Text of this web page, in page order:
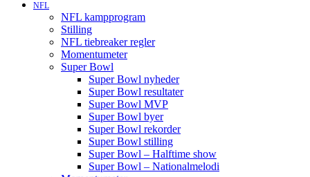
NFL
NFL kampprogram
Stilling
NFL tiebreaker regler
Momentumeter
Super Bowl
Super Bowl nyheder
Super Bowl resultater
Super Bowl MVP
Super Bowl byer
Super Bowl rekorder
Super Bowl stilling
Super Bowl – Halftime show
Super Bowl – Nationalmelodi